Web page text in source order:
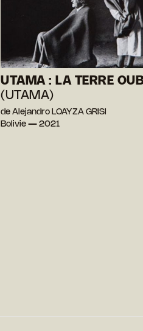
UTAMA : LA TERRE
(UTAMA)
de Alejandro LOAYZA GRISI
Bolivie — 2021